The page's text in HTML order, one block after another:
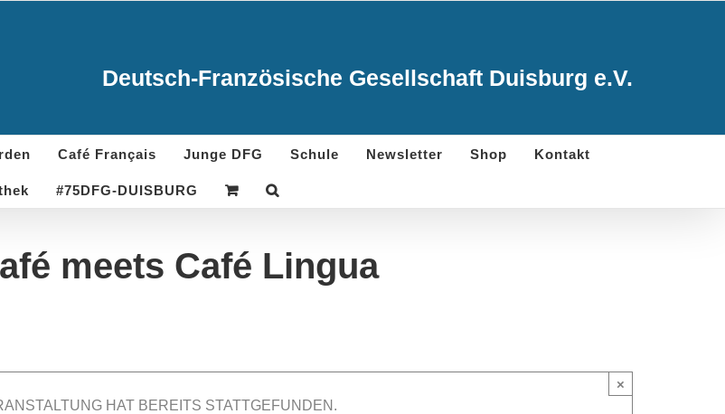
Deutsch-Französische Gesellschaft Duisburg e.V.
Café Français Junge DFG Schule Newsletter Shop Kontakt
#75DFG-DUISBURG
meets Café Lingua
HAT BEREITS STATTGEFUNDEN.
×